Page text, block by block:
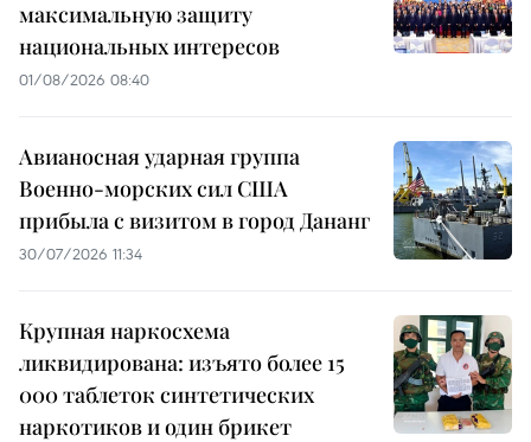
максимальную защиту
национальных интересов
01/08/2026 08:40
Авианосная ударная группа
Военно-морских сил США
прибыла с визитом в город Дананг
30/07/2026 11:34
Крупная наркосхема
ликвидирована: изъято более 15
000 таблеток синтетических
наркотиков и один брикет